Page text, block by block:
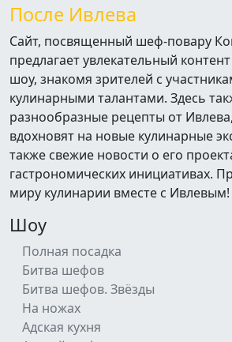
После Ивлева
Сайт, посвященный шеф-повару
предлагает увлекательный
шоу, знакомя зрителей с
кулинарными талантами. Здесь
разнообразные рецепты от
вдохновят на новые кулинарные
также свежие новости о его
гастрономических инициативах.
миру кулинарии вместе с Ивлевым!
Шоу
Полная посадка
Битва шефов
Битва шефов. Звёзды
На ножах
Адская кухня